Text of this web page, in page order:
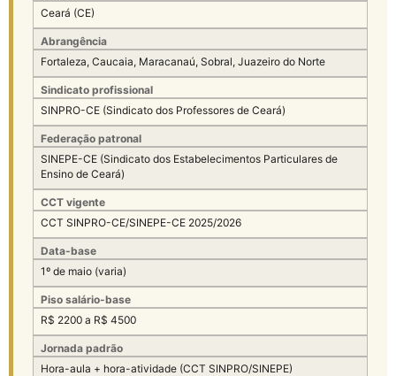
Ceará (CE)
Abrangência
Fortaleza, Caucaia, Maracanaú, Sobral, Juazeiro do Norte
Sindicato profissional
SINPRO-CE (Sindicato dos Professores de Ceará)
Federação patronal
SINEPE-CE (Sindicato dos Estabelecimentos Particulares de
Ensino de Ceará)
CCT vigente
CCT SINPRO-CE/SINEPE-CE 2025/2026
Data-base
1º de maio (varia)
Piso salário-base
R$ 2200 a R$ 4500
Jornada padrão
Hora-aula + hora-atividade (CCT SINPRO/SINEPE)